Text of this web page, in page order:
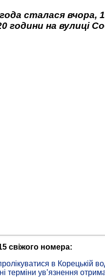
сталася вчора,
години на вулиці
свіжого номера:
в Корецькій
терміни ув’язнення